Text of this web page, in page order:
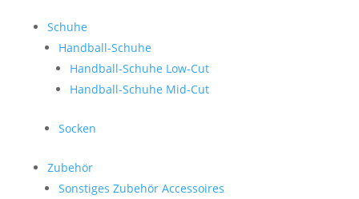
Schuhe
Handball-Schuhe
Handball-Schuhe Low-Cut
Handball-Schuhe Mid-Cut
Socken
Zubehör
Sonstiges Zubehör Accessoires